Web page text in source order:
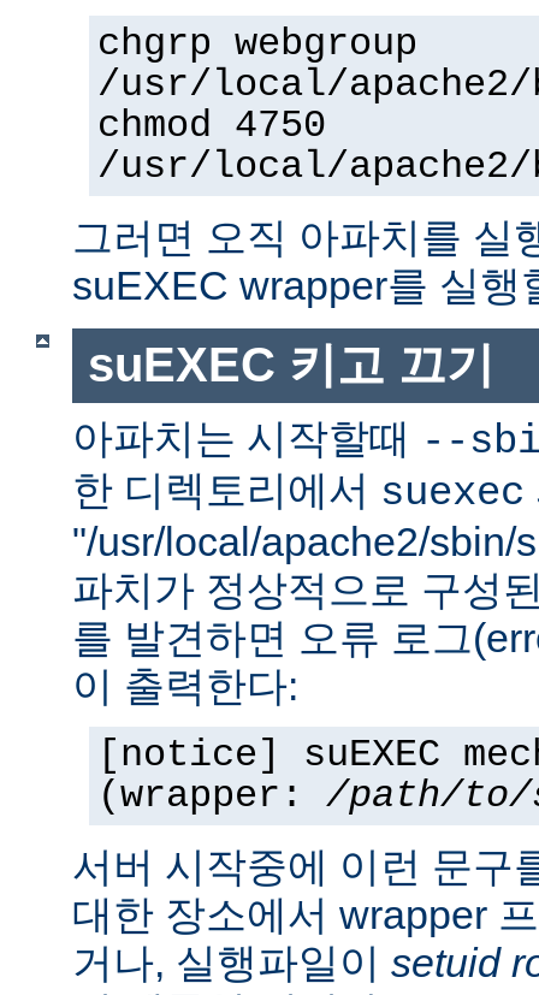
chgrp webgroup
/usr/local/apache2/
chmod 4750
/usr/local/apache2/
그러면 오직 아파치를 실
suEXEC wrapper를 실행
suEXEC 키고 끄기
아파치는 시작할때 --
한 디렉토리에서 suexec
"/usr/local/apache2/sbin/
파치가 정상적으로 구성
를 발견하면 오류 로그
이 출력한다:
[notice] suEXEC
(wrapper: /path/to/
서버 시작중에 이런 문구
대한 장소에서 wrapper
거나, 실행파일이 setuid